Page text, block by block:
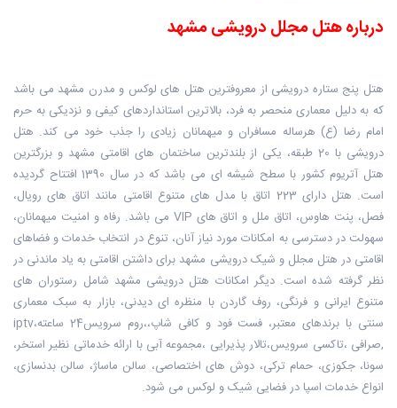
درباره هتل مجلل درویشی مشهد
هتل پنج ستاره درویشی از معروفترین هتل های لوکس و مدرن مشهد می باشد
که به دلیل معماری منحصر به فرد، بالاترین استانداردهای کیفی و نزدیکی به حرم
امام رضا (ع) هرساله مسافران و میهمانان زیادی را جذب خود می کند. هتل
درویشی با 20 طبقه، یکی از بلندترین ساختمان های اقامتی مشهد و بزرگترین
هتل آتریوم کشور با سطح شیشه ای می باشد که در سال 1390 افتتاح گردیده
است. هتل دارای 223 اتاق با مدل های متنوع اقامتی مانند اتاق های رویال،
فصل، پنت هاوس، اتاق ملل و اتاق های VIP می باشد. رفاه و امنیت میهمانان،
سهولت در دسترسی به امکانات مورد نیاز آنان، تنوع در انتخاب خدمات و فضاهای
اقامتی در هتل مجلل و شیک درویشی مشهد برای داشتن اقامتی به یاد ماندنی در
نظر گرفته شده است. دیگر امکانات هتل درویشی مشهد شامل رستوران های
متنوع ایرانی و فرنگی، روف گاردن با منظره ای دیدنی، بازار به سبک معماری
سنتی با برندهای معتبر، فست فود و کافی شاپ،،روم سرویس24 ساعته،iptv
,صرافی ،تاکسی سرویس،تالار پذیرایی ،مجموعه آبی با ارائه خدماتی نظیر استخر،
سونا، جکوزی، حمام ترکی، دوش های اختصاصی، سالن ماساژ، سالن بدنسازی،
انواع خدمات اسپا در فضایی شیک و لوکس می شود.